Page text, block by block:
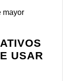
mayor
USAR